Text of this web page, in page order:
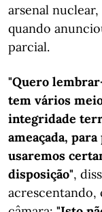
arsenal
quando
parcial.
"Quero
tem vários
integridade
ameaçada,
usaremos
disposição",
acrescentando,